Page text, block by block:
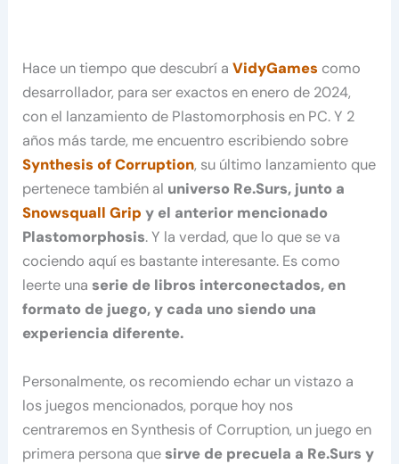
Hace un tiempo que descubrí aVidyGames como
desarrollador, para ser exactos en enero de 2024,
con el lanzamiento de Plastomorphosis en PC. Y 2
años más tarde, me encuentro escribiendo sobre
Synthesis of Corruption, su último lanzamiento que
pertenece también al universo Re.Surs, junto a
Snowsquall Grip y el anterior mencionado
Plastomorphosis. Y la verdad, que lo que se va
cociendo aquí es bastante interesante. Es como
leerte unaserie de libros interconectados, en
formato de juego, y cada uno siendo una
experiencia diferente.
Personalmente, os recomiendo echar un vistazo a
los juegos mencionados, porque hoy nos
centraremos en Synthesis of Corruption, un juego en
primera persona quesirve de precuela a Re.Surs y